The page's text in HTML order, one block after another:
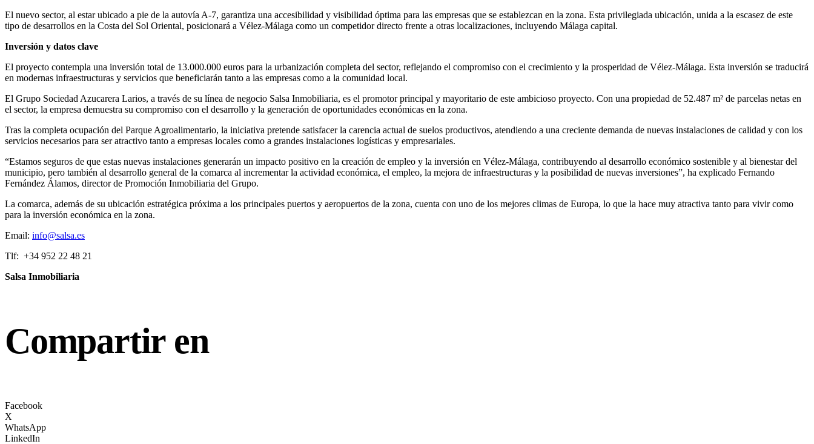
El nuevo sector, al estar ubicado a pie de la autovía A-7, garantiza una accesibilidad y visibilidad óptima para las empresas que se establezcan en la zona. Esta privilegiada ubicación, unida a la escasez de este
tipo de desarrollos en la Costa del Sol Oriental, posicionará a Vélez-Málaga como un competidor directo frente a otras localizaciones, incluyendo Málaga capital.
Inversión y datos clave
El proyecto contempla una inversión total de 13.000.000 euros para la urbanización completa del sector, reflejando el compromiso con el crecimiento y la prosperidad de Vélez-Málaga. Esta inversión se traducirá
en modernas infraestructuras y servicios que beneficiarán tanto a las empresas como a la comunidad local.
El Grupo Sociedad Azucarera Larios, a través de su línea de negocio Salsa Inmobiliaria, es el promotor principal y mayoritario de este ambicioso proyecto. Con una propiedad de 52.487 m² de parcelas netas en
el sector, la empresa demuestra su compromiso con el desarrollo y la generación de oportunidades económicas en la zona.
Tras la completa ocupación del Parque Agroalimentario, la iniciativa pretende satisfacer la carencia actual de suelos productivos, atendiendo a una creciente demanda de nuevas instalaciones de calidad y con los
servicios necesarios para ser atractivo tanto a empresas locales como a grandes instalaciones logísticas y empresariales.
“Estamos seguros de que estas nuevas instalaciones generarán un impacto positivo en la creación de empleo y la inversión en Vélez-Málaga, contribuyendo al desarrollo económico sostenible y al bienestar del
municipio, pero también al desarrollo general de la comarca al incrementar la actividad económica, el empleo, la mejora de infraestructuras y la posibilidad de nuevas inversiones”, ha explicado Fernando
Fernández Álamos, director de Promoción Inmobiliaria del Grupo.
La comarca, además de su ubicación estratégica próxima a los principales puertos y aeropuertos de la zona, cuenta con uno de los mejores climas de Europa, lo que la hace muy atractiva tanto para vivir como
para la inversión económica en la zona.
Email: info@salsa.es
Tlf: +34 952 22 48 21
Salsa Inmobiliaria
Compartir en
Facebook
X
WhatsApp
LinkedIn